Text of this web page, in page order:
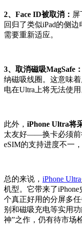
2、Face ID被取消：
回归了类似iPad的侧
需要重新适应。
3、取消磁吸MagSafe：
纳磁吸线圈。这意味
电在Ultra上将无法使用
此外， iPhone Ultra将
太友好——换卡必须前
eSIM的支持进度不一
总的来说， iPhone Ultra
机型。它带来了
个真正好用的分屏多
别和磁吸充电等实用
神”之作，仍有待市场